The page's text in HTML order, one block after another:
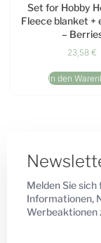
Set for Hobby
Fleece blanket +
–
23,58€
In den
Melden Sie
Informationen,
Werbeaktionen